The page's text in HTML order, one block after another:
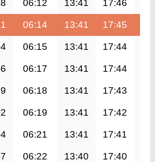
06:12 13:41 17:46
06:14 13:41 17:45
06:15 13:41 17:44
06:17 13:41 17:44
06:18 13:41 17:43
06:19 13:41 17:42
06:21 13:41 17:41
06:22 13:40 17:40